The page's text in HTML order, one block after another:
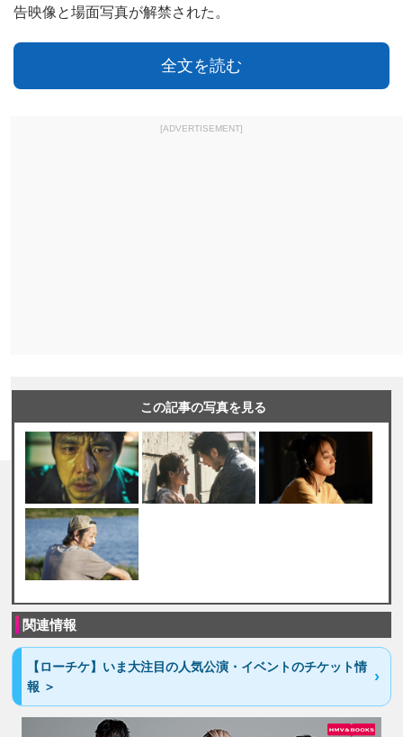
告映像と場面写真が解禁された。
全文を読む
[ADVERTISEMENT]
この記事の写真を見る
関連情報
【ローチケ】いま大注目の人気公演・イベントのチケット情
報 ＞